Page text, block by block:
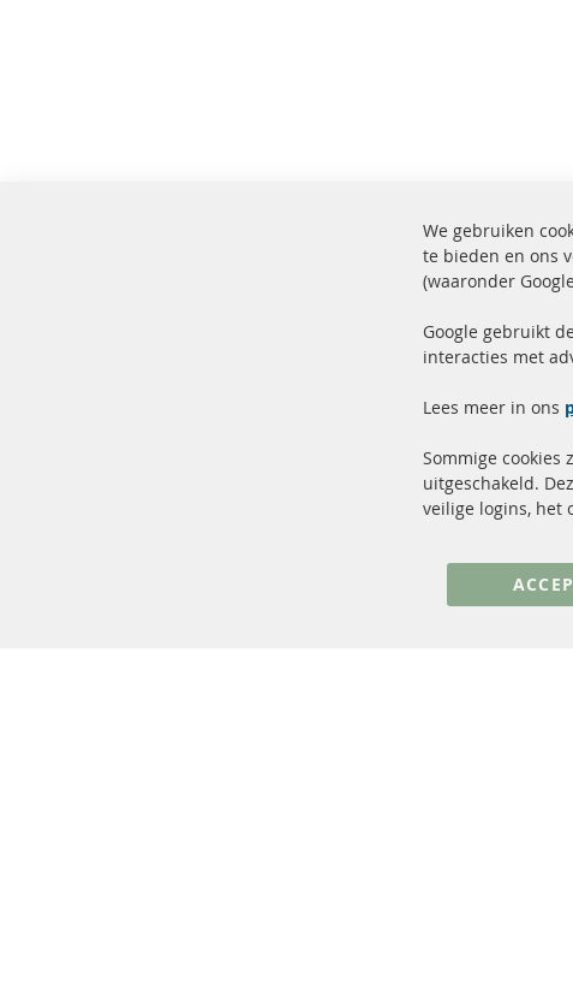
We gebruiken
te bieden en ons
(waaronder
Google gebruikt
interacties met
Lees meer in ons
Sommige
uitgeschakeld.
veilige logins, het